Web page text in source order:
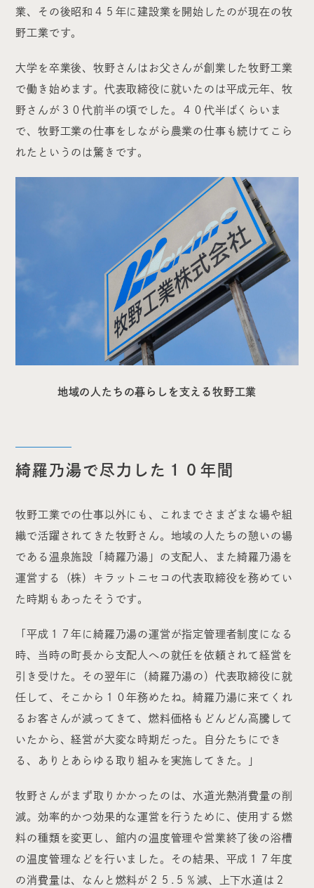
業、その後昭和４５年に建設業を開始したのが現在の牧
野工業です。
大学を卒業後、牧野さんはお父さんが創業した牧野工業
で働き始めます。代表取締役に就いたのは平成元年、牧
野さんが３０代前半の頃でした。４０代半ばくらいま
で、牧野工業の仕事をしながら農業の仕事も続けてこら
れたというのは驚きです。
地域の人たちの暮らしを支える牧野工業
綺羅乃湯で尽力した１０年間
牧野工業での仕事以外にも、これまでさまざまな場や組
織で活躍されてきた牧野さん。地域の人たちの憩いの場
である温泉施設「綺羅乃湯」の支配人、また綺羅乃湯を
運営する（株）キラットニセコの代表取締役を務めてい
た時期もあったそうです。
「平成１７年に綺羅乃湯の運営が指定管理者制度になる
時、当時の町長から支配人への就任を依頼されて経営を
引き受けた。その翌年に（綺羅乃湯の）代表取締役に就
任して、そこから１０年務めたね。綺羅乃湯に来てくれ
るお客さんが減ってきて、燃料価格もどんどん高騰して
いたから、経営が大変な時期だった。自分たちにでき
る、ありとあらゆる取り組みを実施してきた。」
牧野さんがまず取りかかったのは、水道光熱消費量の削
減。効率的かつ効果的な運営を行うために、使用する燃
料の種類を変更し、館内の温度管理や営業終了後の浴槽
の温度管理などを行いました。その結果、平成１７年度
の消費量は、なんと燃料が２５.５％減、上下水道は２